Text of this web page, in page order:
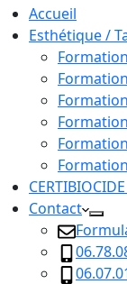
Accueil
Esthétique /
Contact